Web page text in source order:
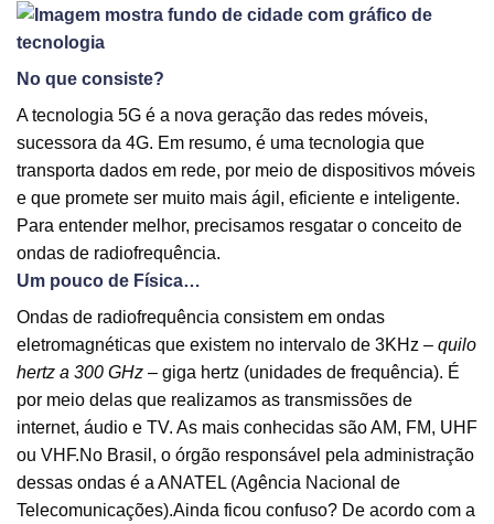
No que consiste?
A tecnologia 5G é a nova geração das redes móveis,
sucessora da 4G. Em resumo, é uma tecnologia que
transporta dados em rede, por meio de dispositivos móveis
e que promete ser muito mais ágil, eficiente e inteligente.
Para entender melhor, precisamos resgatar o conceito de
ondas de radiofrequência.
Um pouco de Física…
Ondas de radiofrequência consistem em ondas
eletromagnéticas que existem no intervalo de 3KHz – quilo
hertz a 300 GHz – giga hertz (unidades de frequência). É
por meio delas que realizamos as transmissões de
internet, áudio e TV. As mais conhecidas são AM, FM, UHF
ou VHF.No Brasil, o órgão responsável pela administração
dessas ondas é a ANATEL (Agência Nacional de
Telecomunicações).Ainda ficou confuso? De acordo com a